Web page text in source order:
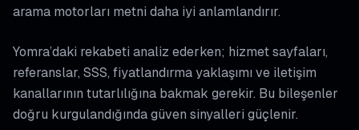
arama motorları metni daha iyi anlamlandırır.
Yomra’daki rekabeti analiz ederken; hizmet sayfaları,
referanslar, SSS, fiyatlandırma yaklaşımı ve iletişim
kanallarının tutarlılığına bakmak gerekir. Bu bileşenler
doğru kurgulandığında güven sinyalleri güçlenir.